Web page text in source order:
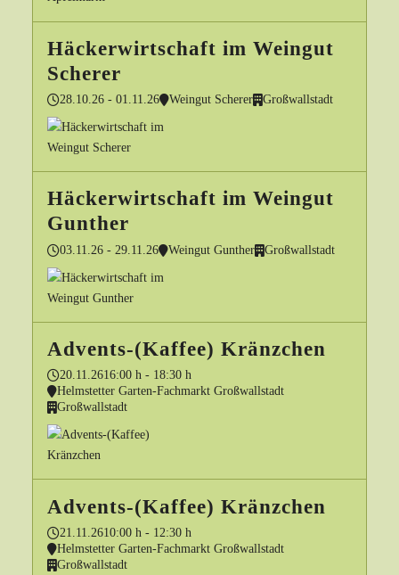
Häckerwirtschaft im Weingut
Scherer
28.10.26 - 01.11.26 Weingut Scherer Großwallstadt
Häckerwirtschaft im Weingut
Gunther
03.11.26 - 29.11.26 Weingut Gunther Großwallstadt
Advents-(Kaffee) Kränzchen
20.11.2616:00 h - 18:30 h
Helmstetter Garten-Fachmarkt Großwallstadt
Großwallstadt
Advents-(Kaffee) Kränzchen
21.11.2610:00 h - 12:30 h
Helmstetter Garten-Fachmarkt Großwallstadt
Großwallstadt